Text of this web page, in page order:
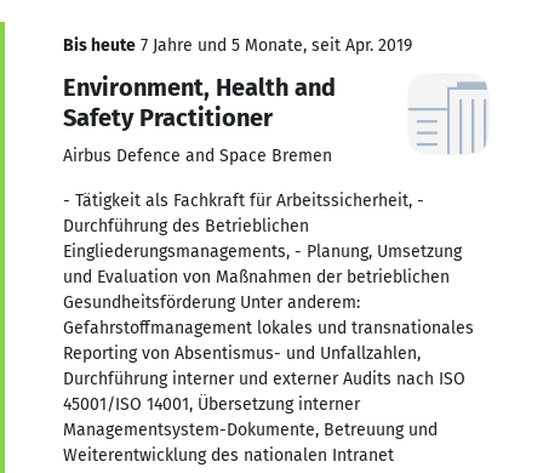
Bis heute 7 Jahre und 5 Monate, seit Apr. 2019
Environment, Health and
Safety Practitioner
Airbus Defence and Space Bremen
- Tätigkeit als Fachkraft für Arbeitssicherheit, -
Durchführung des Betrieblichen
Eingliederungsmanagements, - Planung, Umsetzung
und Evaluation von Maßnahmen der betrieblichen
Gesundheitsförderung Unter anderem:
Gefahrstoffmanagement lokales und transnationales
Reporting von Absentismus- und Unfallzahlen,
Durchführung interner und externer Audits nach ISO
45001/ISO 14001, Übersetzung interner
Managementsystem-Dokumente, Betreuung und
Weiterentwicklung des nationalen Intranet